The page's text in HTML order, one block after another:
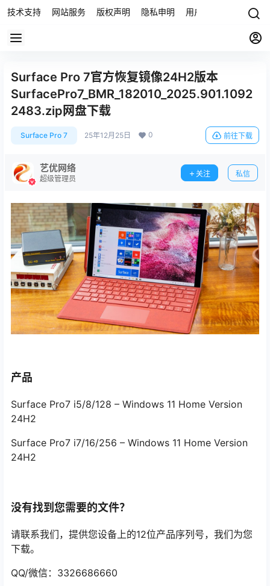
技术支持 网站服务 版权声明 隐私申明 用户协议 联系我们
Surface Pro 7官方恢复镜像24H2版本
SurfacePro7_BMR_182010_2025.901.1092
2483.zip网盘下载
Surface Pro 7 25年12月25日 0 前往下载
艺优网络
超级管理员
关注 私信
产品
Surface Pro7 i5/8/128 – Windows 11 Home Version
24H2
Surface Pro7 i7/16/256 – Windows 11 Home Version
24H2
没有找到您需要的文件？
请联系我们，提供您设备上的12位产品序列号，我们为您
下载。
QQ/微信：3326686660